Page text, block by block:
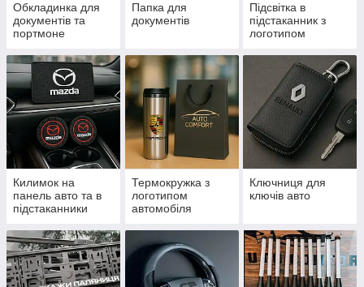
Обкладинка для
документів та
портмоне
Папка для
документів
Підсвітка в
підстаканник з
логотипом
Килимок на
панель авто та в
підстаканники
Термокружка з
логотипом
автомобіля
Ключниця для
ключів авто